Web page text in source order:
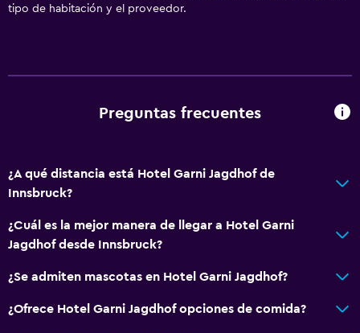
tipo de habitación y el proveedor.
Preguntas frecuentes
¿A qué distancia está Hotel Garni Jagdhof de
Innsbruck?
¿Cuál es la mejor manera de llegar a Hotel Garni
Jagdhof desde Innsbruck?
¿Se admiten mascotas en Hotel Garni Jagdhof?
¿Ofrece Hotel Garni Jagdhof opciones de comida?